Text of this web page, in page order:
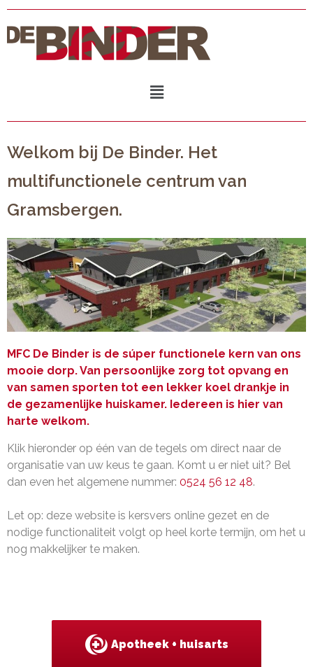
Welkom bij De Binder. Het
multifunctionele centrum van
Gramsbergen.
MFC De Binder is de súper functionele kern van ons
mooie dorp. Van persoonlijke zorg tot opvang en
van samen sporten tot een lekker koel drankje in
de gezamenlijke huiskamer. Iedereen is hier van
harte welkom.
Klik hieronder op één van de tegels om direct naar de
organisatie van uw keus te gaan. Komt u er niet uit? Bel
dan even het algemene nummer: 0524 56 12 48.
Let op: deze website is kersvers online gezet en de
nodige functionaliteit volgt op heel korte termijn, om het u
nog makkelijker te maken.
Apotheek + huisarts